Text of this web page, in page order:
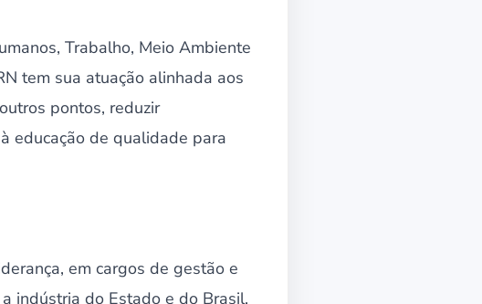
Trabalho, Meio Ambiente
tem sua atuação alinhada aos
pontos, reduzir
educação de qualidade para
em cargos de gestão e
indústria do Estado e do Brasil,